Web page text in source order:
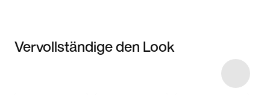
Vervollständige den Look